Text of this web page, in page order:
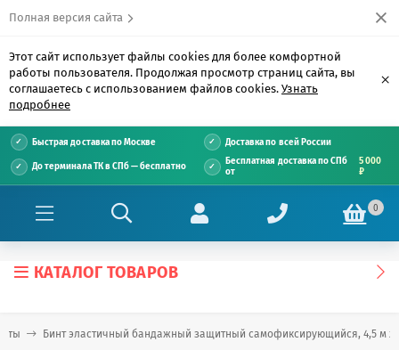
Полная версия сайта
Этот сайт использует файлы cookies для более комфортной
работы пользователя. Продолжая просмотр страниц сайта, вы
соглашаетесь с использованием файлов cookies. Узнать
подробнее
×
Быстрая доставка по Москве Доставка по всей России
До терминала ТК в СПб — бесплатно
Бесплатная доставка по СПб
от
5 000
₽
0
КАТАЛОГ ТОВАРОВ
Бинт эластичный бандажный защитный самофиксирующийся, 4,5 м х